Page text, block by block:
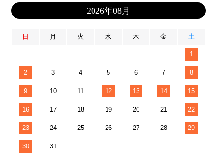
2026年08月
日 月 火 水 木 金 土
1
2 3 4 5 6 7 8
9 10 11 12 13 14 15
16 17 18 19 20 21 22
23 24 25 26 27 28 29
30 31